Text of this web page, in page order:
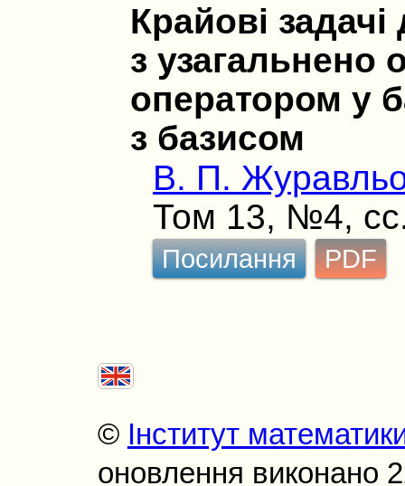
Крайові
з узагальнено
оператором у
з базисом
В. П.
Том 13, №4,
Посилання PDF
© Інститут
оновлення виконано